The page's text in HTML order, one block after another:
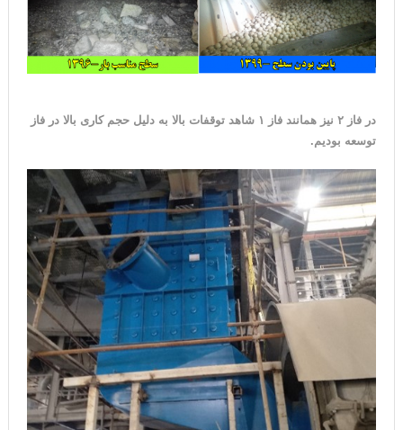
در فاز ۲ نیز همانند فاز ۱ شاهد توقفات بالا به دلیل حجم کاری بالا در فاز
توسعه بودیم.